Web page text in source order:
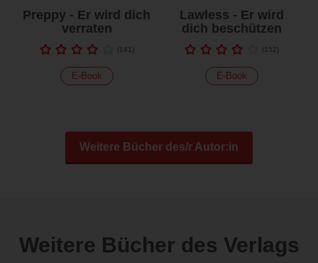
Preppy - Er wird dich
verraten
(141)
E-Book
Lawless - Er wird
dich beschützen
(152)
E-Book
Weitere Bücher des/r Autor:in
Weitere Bücher des Verlags